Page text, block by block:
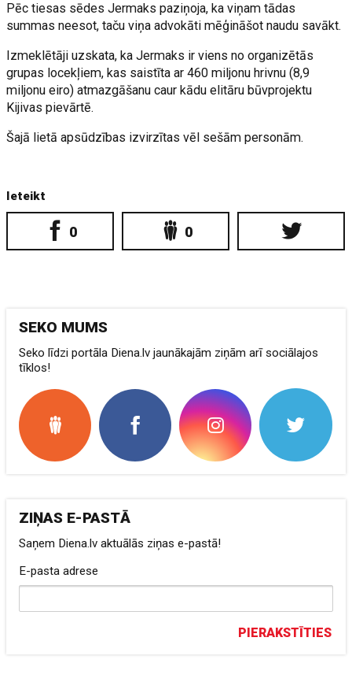
Pēc tiesas sēdes Jermaks paziņoja, ka viņam tādas
summas neesot, taču viņa advokāti mēģināšot naudu savākt.
Izmeklētāji uzskata, ka Jermaks ir viens no organizētās
grupas locekļiem, kas saistīta ar 460 miljonu hrivnu (8,9
miljonu eiro) atmazgāšanu caur kādu elitāru būvprojektu
Kijivas pievārtē.
Šajā lietā apsūdzības izvirzītas vēl sešām personām.
Ieteikt
0 0
SEKO MUMS
Seko līdzi portāla Diena.lv jaunākajām ziņām arī sociālajos
tīklos!
ZIŅAS E-PASTĀ
Saņem Diena.lv aktuālās ziņas e-pastā!
E-pasta adrese
PIERAKSTĪTIES